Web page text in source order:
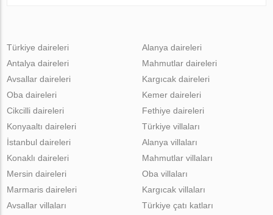
Türkiye daireleri
Antalya daireleri
Avsallar daireleri
Oba daireleri
Cikcilli daireleri
Alanya daireleri
Mahmutlar daireleri
Kargıcak daireleri
Kemer daireleri
Fethiye daireleri
Konyaaltı daireleri
İstanbul daireleri
Konaklı daireleri
Mersin daireleri
Marmaris daireleri
Türkiye villaları
Alanya villaları
Mahmutlar villaları
Oba villaları
Kargıcak villaları
Avsallar villaları
Türkiye çatı katları